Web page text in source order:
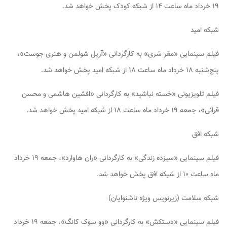
۱۹ خرداد ماه ساعت ۱۴ از شبکه کودک پخش خواهد شد.
شبکه امید
فیلم سینمایی «مقر سّری» به کارگردانی «آریل شولمن و هنری جوست»،
پنج‌شنبه ۱۸ خرداد ماه ساعت ۱۸ از شبکه امید پخش خواهد شد.
فیلم تلویزیونی «خسته نباشید» به کارگردانی «افشین هاشمی و محسن
قرائی»، جمعه ۱۹ خرداد ماه ساعت ۱۸ از شبکه امید پخش خواهد شد.
شبکه افق
فیلم سینمایی «سیزده زندگی» به کارگردانی «ران هاوارد»، جمعه ۱۹ خرداد
ماه ساعت ۱۰ از شبکه افق پخش خواهد شد.
شبکه سلامت (زیرنویس ویژه ناشنوایان)
فیلم سینمایی «دستکش» به کارگردانی «وو سوک کانگ»، جمعه ۱۹ خرداد